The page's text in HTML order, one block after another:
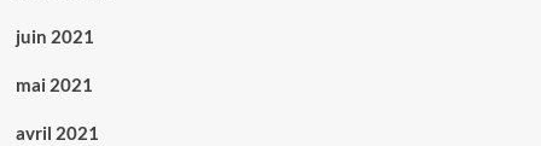
juin 2021
mai 2021
avril 2021